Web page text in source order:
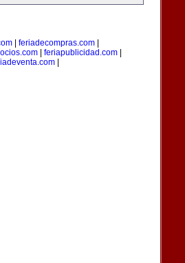
| feriadecompras.com|
| feriapublicidad.com|
|